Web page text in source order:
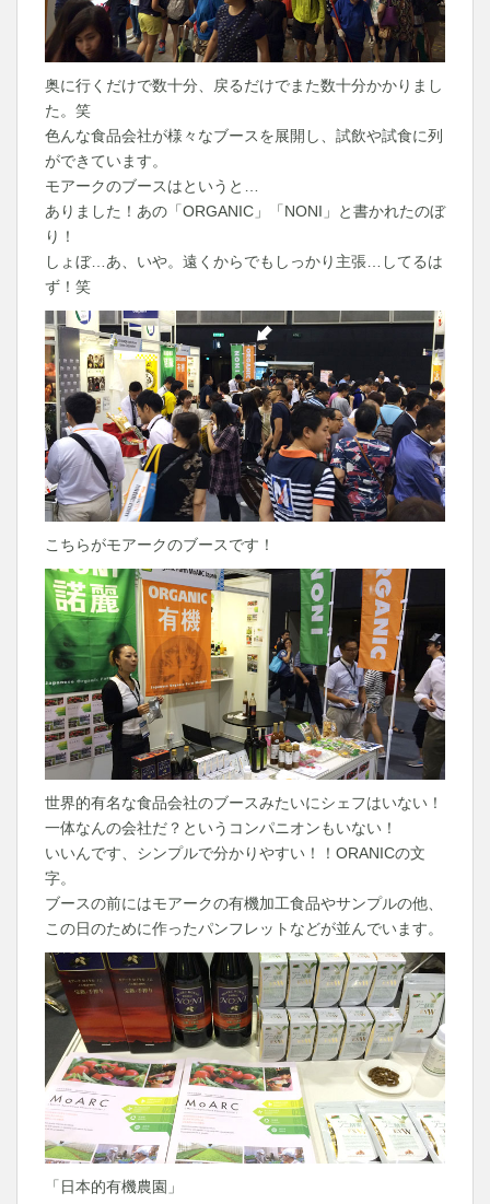
奥に行くだけで数十分、戻るだけでまた数十分かかりまし
た。笑
色んな食品会社が様々なブースを展開し、試飲や試食に列
ができています。
モアークのブースはというと…
ありました！あの「ORGANIC」「NONI」と書かれたのぼ
り！
しょぼ…あ、いや。遠くからでもしっかり主張…してるは
ず！笑
こちらがモアークのブースです！
世界的有名な食品会社のブースみたいにシェフはいない！
一体なんの会社だ？というコンパニオンもいない！
いいんです、シンプルで分かりやすい！！ORANICの文
字。
ブースの前にはモアークの有機加工食品やサンプルの他、
この日のために作ったパンフレットなどが並んでいます。
「日本的有機農園」